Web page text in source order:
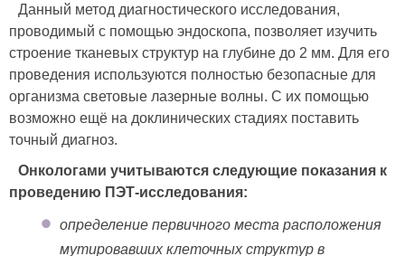
Данный метод диагностического исследования,
проводимый с помощью эндоскопа, позволяет изучить
строение тканевых структур на глубине до 2 мм. Для его
проведения используются полностью безопасные для
организма световые лазерные волны. С их помощью
возможно ещё на доклинических стадиях поставить
точный диагноз.
Онкологами учитываются следующие показания к
проведению ПЭТ-исследования:
определение первичного места расположения
мутировавших клеточных структур в